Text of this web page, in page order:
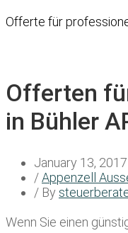
Offerte für
Offerten
in Bühler
January 13, 2017
/Appenzell
/ By
Wenn Sie einen